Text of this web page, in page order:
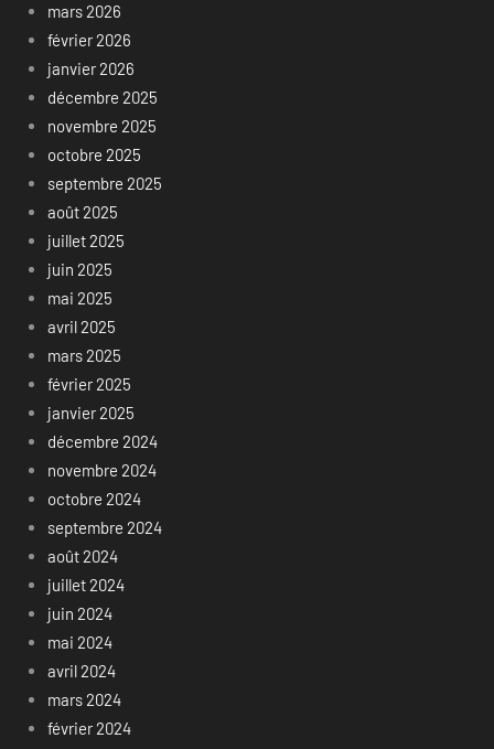
mars 2026
février 2026
janvier 2026
décembre 2025
novembre 2025
octobre 2025
septembre 2025
août 2025
juillet 2025
juin 2025
mai 2025
avril 2025
mars 2025
février 2025
janvier 2025
décembre 2024
novembre 2024
octobre 2024
septembre 2024
août 2024
juillet 2024
juin 2024
mai 2024
avril 2024
mars 2024
février 2024